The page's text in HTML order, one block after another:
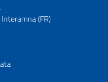
(FR)